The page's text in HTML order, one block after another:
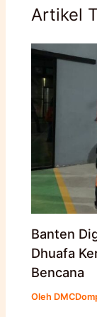
Artikel
Banten
Dhuafa
Bencana
Oleh